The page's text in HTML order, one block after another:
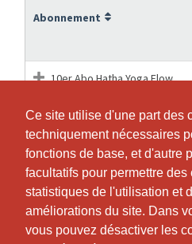
Ce site utilise d'une part des
techniquement nécessaires
fonctions de base, et d'autre
facultatifs pour permettre des
statistiques de l'utilisation et
améliorations du site. Dans
vous pouvez désactiver les
Ce site utilise d'une part des
techniquement nécessaires
fonctions de base, et d'autre
facultatifs pour permettre des
statistiques de l'utilisation et
améliorations du site. Dans
vous pouvez désactiver les
Abonnement
10er Abo Hatha Yoga Flow
5er Abo Privat Yoga
Buchung für ✨Yoga &
zu den Rauhnächten ✨
Hatha Yoga Flow Einzellektion